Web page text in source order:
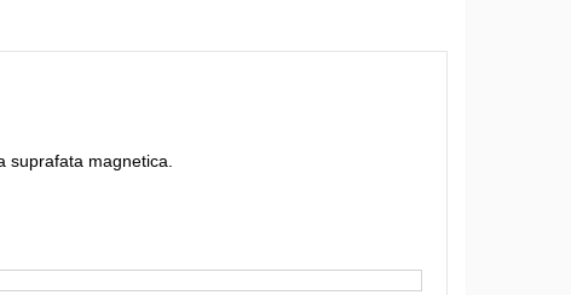
suprafata magnetica.